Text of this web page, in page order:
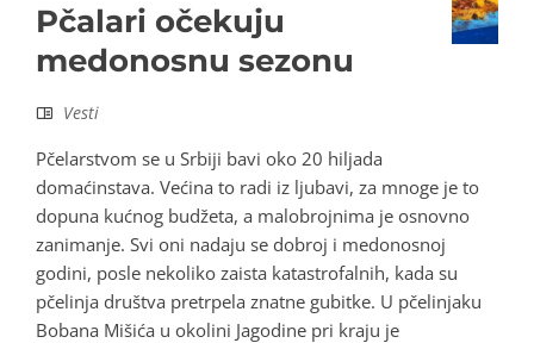
Pčalari očekuju
medonosnu sezonu
Vesti
Pčelarstvom se u Srbiji bavi oko 20 hiljada
domaćinstava. Većina to radi iz ljubavi, za mnoge je to
dopuna kućnog budžeta, a malobrojnima je osnovno
zanimanje. Svi oni nadaju se dobroj i medonosnoj
godini, posle nekoliko zaista katastrofalnih, kada su
pčelinja društva pretrpela znatne gubitke. U pčelinjaku
Bobana Mišića u okolini Jagodine pri kraju je